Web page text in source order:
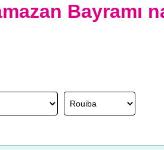
Bayramı